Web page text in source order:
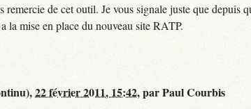
de cet outil. Je vous signale juste que depuis
la mise en place du nouveau site RATP.
22 février 2011, 15:42,parPaul Courbis